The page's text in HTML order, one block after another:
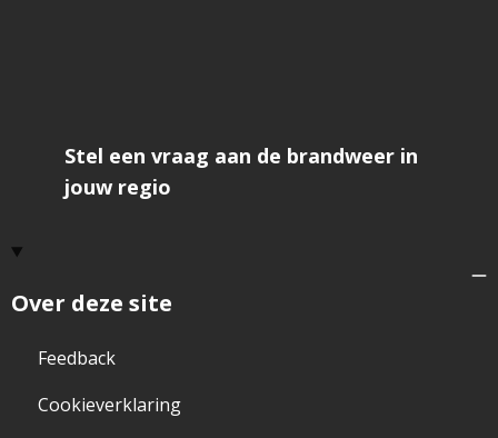
Over deze site
Feedback
Cookieverklaring
Stel een vraag aan de brandweer in
jouw regio